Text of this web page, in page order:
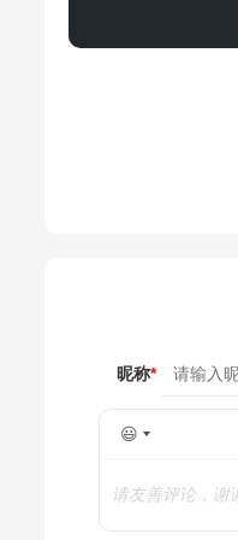
昵称*
😃
请友善评论，谢